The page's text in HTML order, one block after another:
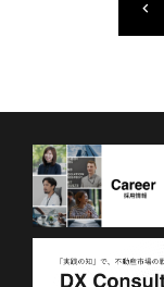
keyboard_arrow_left